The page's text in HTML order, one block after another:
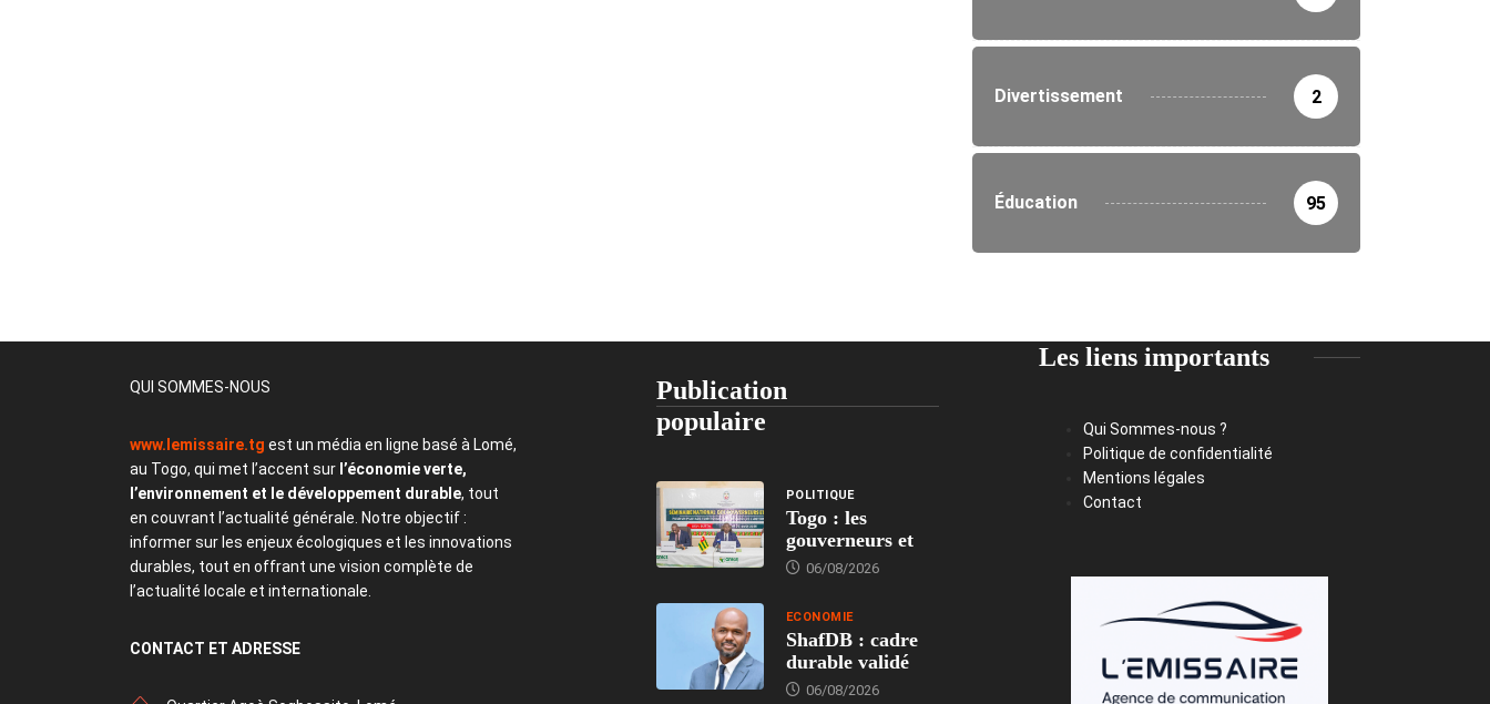
Divertissement 2
Éducation 95
QUI SOMMES-NOUS
www.lemissaire.tg est un média en ligne basé à Lomé,
au Togo, qui met l’accent sur l’économie verte,
l’environnement et le développement durable, tout
en couvrant l’actualité générale. Notre objectif :
informer sur les enjeux écologiques et les innovations
durables, tout en offrant une vision complète de
l’actualité locale et internationale.
CONTACT ET ADRESSE
Publication
populaire
POLITIQUE
Togo : les
gouverneurs et
06/08/2026
ECONOMIE
ShafDB : cadre
durable validé
06/08/2026
Les liens importants
Qui Sommes-nous ?
Politique de confidentialité
Mentions légales
Contact